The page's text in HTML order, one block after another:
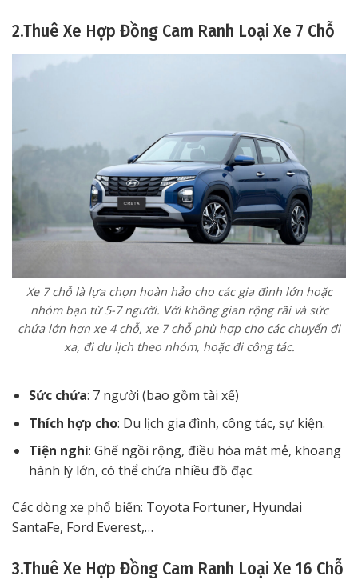
2.Thuê Xe Hợp Đồng Cam Ranh Loại Xe 7 Chỗ
Xe 7 chỗ là lựa chọn hoàn hảo cho các gia đình lớn hoặc
nhóm bạn từ 5-7 người. Với không gian rộng rãi và sức
chứa lớn hơn xe 4 chỗ, xe 7 chỗ phù hợp cho các chuyến đi
xa, đi du lịch theo nhóm, hoặc đi công tác.
Sức chứa: 7 người (bao gồm tài xế)
Thích hợp cho: Du lịch gia đình, công tác, sự kiện.
Tiện nghi: Ghế ngồi rộng, điều hòa mát mẻ, khoang
hành lý lớn, có thể chứa nhiều đồ đạc.
Các dòng xe phổ biến: Toyota Fortuner, Hyundai
SantaFe, Ford Everest,…
3.Thuê Xe Hợp Đồng Cam Ranh Loại Xe 16 Chỗ